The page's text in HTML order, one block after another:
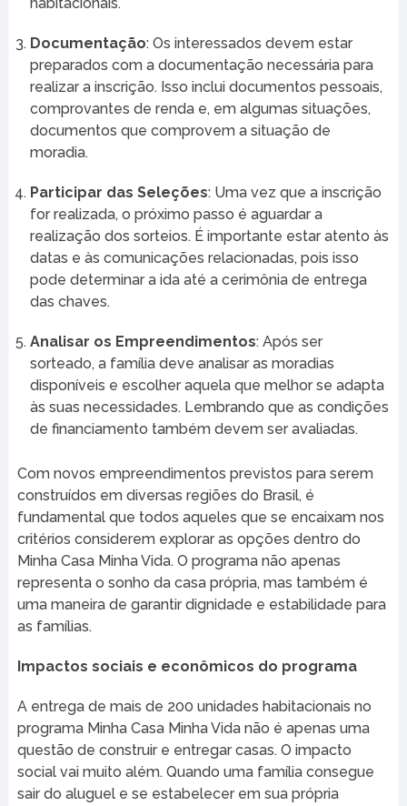
Documentação: Os interessados devem estar
preparados com a documentação necessária para
realizar a inscrição. Isso inclui documentos pessoais,
comprovantes de renda e, em algumas situações,
documentos que comprovem a situação de
moradia.
Participar das Seleções: Uma vez que a inscrição
for realizada, o próximo passo é aguardar a
realização dos sorteios. É importante estar atento às
datas e às comunicações relacionadas, pois isso
pode determinar a ida até a cerimônia de entrega
das chaves.
Analisar os Empreendimentos: Após ser
sorteado, a família deve analisar as moradias
disponíveis e escolher aquela que melhor se adapta
às suas necessidades. Lembrando que as condições
de financiamento também devem ser avaliadas.
Com novos empreendimentos previstos para serem
construídos em diversas regiões do Brasil, é
fundamental que todos aqueles que se encaixam nos
critérios considerem explorar as opções dentro do
Minha Casa Minha Vida. O programa não apenas
representa o sonho da casa própria, mas também é
uma maneira de garantir dignidade e estabilidade para
as famílias.
Impactos sociais e econômicos do programa
A entrega de mais de 200 unidades habitacionais no
programa Minha Casa Minha Vida não é apenas uma
questão de construir e entregar casas. O impacto
social vai muito além. Quando uma família consegue
sair do aluguel e se estabelecer em sua própria